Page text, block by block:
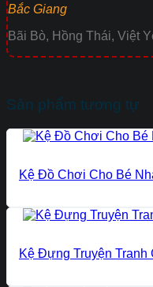
Bắc Giang
Bãi Bò, Hồng Thái, Việt
Sản phẩm tương tự
Kệ Đồ Chơi Cho Bé
Kệ Đựng Truyện Tranh